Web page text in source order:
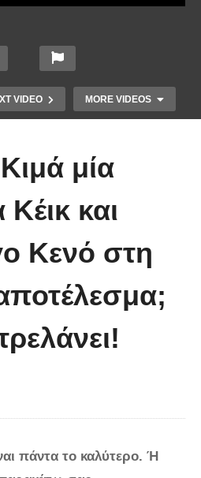
VIDEO MORE VIDEOS
χωρίς
λίγα λεπτά
μία
και
Κενό στη
πάντα το καλύτερο. Ή